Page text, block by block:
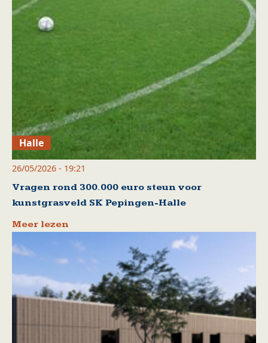
Halle
26/05/2026 - 19:21
Vragen rond 300.000 euro steun voor
kunstgrasveld SK Pepingen-Halle
Meer lezen